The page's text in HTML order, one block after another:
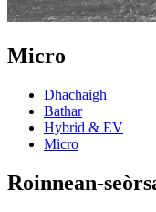
Micro
Dhachaigh
Bathar
Hybrid & EV
Micro
Roinnean-